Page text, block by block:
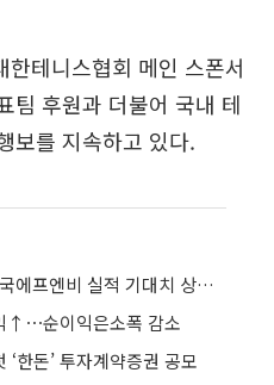
테니스협회 메인 스폰서
팀 후원과 더불어 국내 테
보를 지속하고 있다.
하나증권 “두쫀쿠 확산 시 흥국에프엔비 실적 기대치 상회 가능”
↑⋯순이익은소폭 감소
한돈’ 투자계약증권 공모